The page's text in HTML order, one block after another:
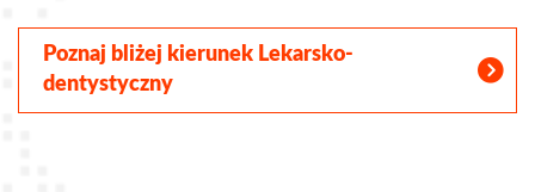
Poznaj bliżej kierunek Lekarsko-
dentystyczny